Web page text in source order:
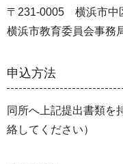
〒231-0005 横浜市中
横浜市教育委員会事
申込方法
同所へ上記提出書類を
絡してください）